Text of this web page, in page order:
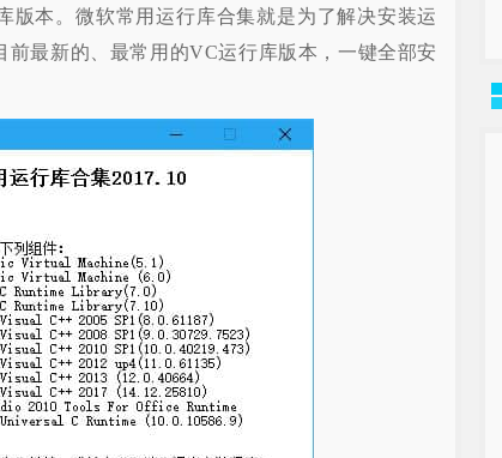
版本。微软常用运行库合集就是为了解决安装运
最新的、最常用的VC运行库版本，一键全部安